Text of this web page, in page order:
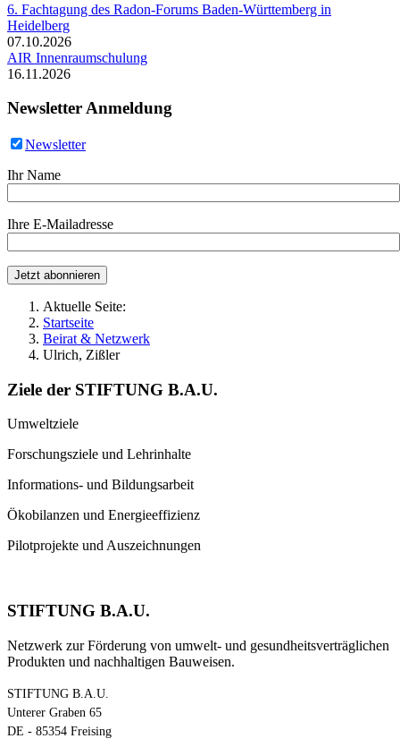
6. Fachtagung des Radon-Forums Baden-Württemberg in
Heidelberg
07.10.2026
AIR Innenraumschulung
16.11.2026
Newsletter Anmeldung
Newsletter
Ihr Name
Ihre E-Mailadresse
Aktuelle Seite:
Startseite
Beirat & Netzwerk
Ulrich, Zißler
Ziele der STIFTUNG B.A.U.
Umweltziele
Forschungsziele und Lehrinhalte
Informations- und Bildungsarbeit
Ökobilanzen und Energieeffizienz
Pilotprojekte und Auszeichnungen
STIFTUNG B.A.U.
Netzwerk zur Förderung von umwelt- und gesundheitsverträglichen
Produkten und nachhaltigen Bauweisen.
STIFTUNG B.A.U.
Unterer Graben 65
DE - 85354 Freising